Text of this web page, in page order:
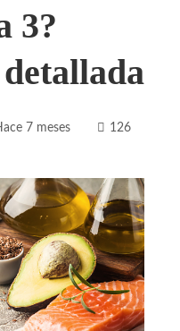
3?
7 meses 126